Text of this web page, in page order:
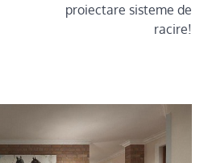
proiectare sisteme de
racire!